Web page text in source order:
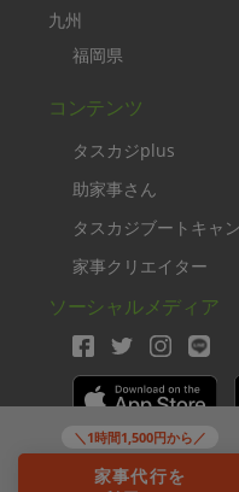
＼1時間1,500円から／
家事代行を
九州
福岡県
コンテンツ
タスカジplus
助家事さん
タスカジブートキャ
家事クリエイター
ソーシャルメディア